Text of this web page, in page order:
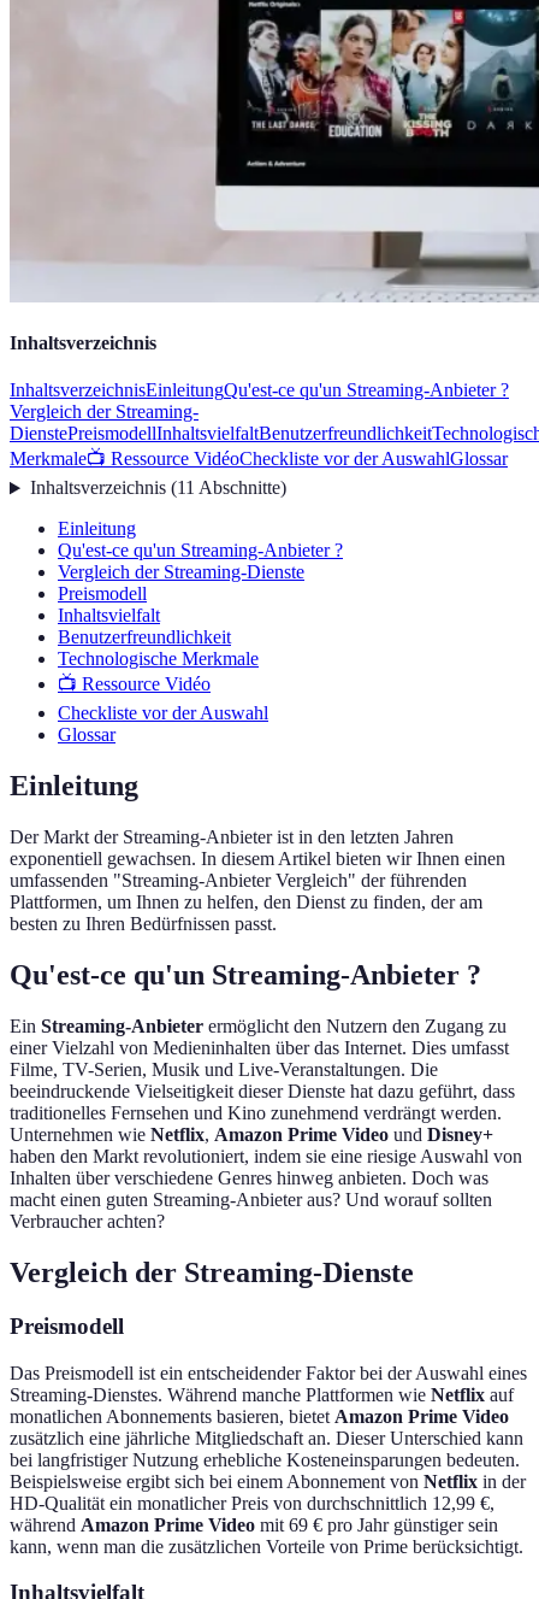
Inhaltsverzeichnis
InhaltsverzeichnisEinleitungQu'est-ce qu'un Streaming-Anbieter ?
Vergleich der Streaming-
DienstePreismodellInhaltsvielfaltBenutzerfreundlichkeit
Merkmale📺 Ressource VidéoCheckliste vor der AuswahlGlossar
Inhaltsverzeichnis(11 Abschnitte)
Einleitung
Qu'est-ce qu'un Streaming-Anbieter ?
Vergleich der Streaming-Dienste
Preismodell
Inhaltsvielfalt
Benutzerfreundlichkeit
Technologische Merkmale
📺 Ressource Vidéo
Checkliste vor der Auswahl
Glossar
Einleitung
Der Markt der Streaming-Anbieter ist in den letzten Jahren
exponentiell gewachsen. In diesem Artikel bieten wir Ihnen einen
umfassenden "Streaming-Anbieter Vergleich" der führenden
Plattformen, um Ihnen zu helfen, den Dienst zu finden, der am
besten zu Ihren Bedürfnissen passt.
Qu'est-ce qu'un Streaming-Anbieter ?
Ein Streaming-Anbieter ermöglicht den Nutzern den Zugang zu
einer Vielzahl von Medieninhalten über das Internet. Dies umfasst
Filme, TV-Serien, Musik und Live-Veranstaltungen. Die
beeindruckende Vielseitigkeit dieser Dienste hat dazu geführt, dass
traditionelles Fernsehen und Kino zunehmend verdrängt werden.
Unternehmen wie Netflix, Amazon Prime Video und Disney+
haben den Markt revolutioniert, indem sie eine riesige Auswahl von
Inhalten über verschiedene Genres hinweg anbieten. Doch was
macht einen guten Streaming-Anbieter aus? Und worauf sollten
Verbraucher achten?
Vergleich der Streaming-Dienste
Preismodell
Das Preismodell ist ein entscheidender Faktor bei der Auswahl eines
Streaming-Dienstes. Während manche Plattformen wie Netflix auf
monatlichen Abonnements basieren, bietet Amazon Prime Video
zusätzlich eine jährliche Mitgliedschaft an. Dieser Unterschied kann
bei langfristiger Nutzung erhebliche Kosteneinsparungen bedeuten.
Beispielsweise ergibt sich bei einem Abonnement von Netflix in der
HD-Qualität ein monatlicher Preis von durchschnittlich 12,99 €,
während Amazon Prime Video mit 69 € pro Jahr günstiger sein
kann, wenn man die zusätzlichen Vorteile von Prime berücksichtigt.
Inhaltsvielfalt